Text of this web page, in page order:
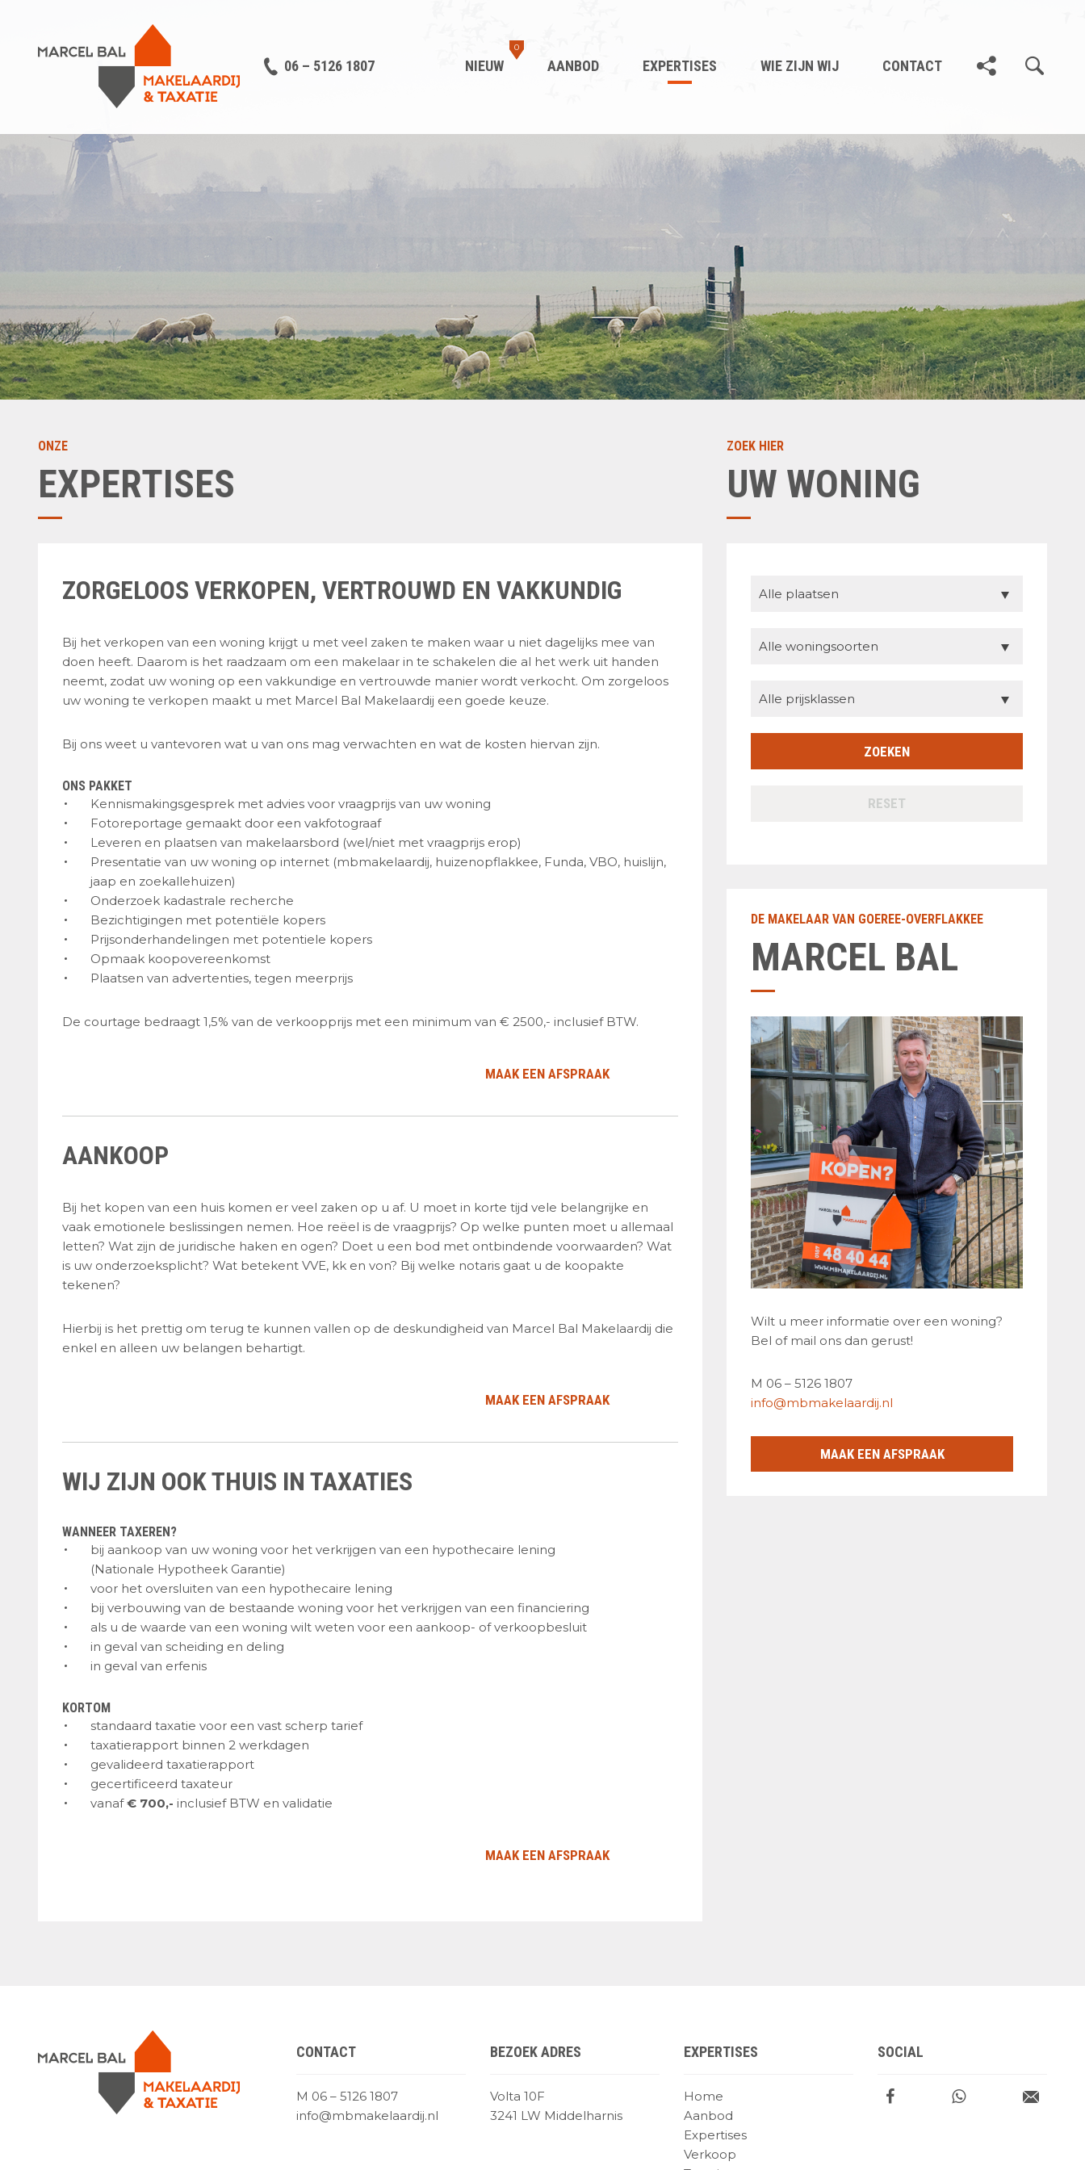
06 – 5126 1807
0
NIEUW AANBOD EXPERTISES WIE ZIJN WIJ CONTACT
ONZE
EXPERTISES
ZORGELOOS VERKOPEN, VERTROUWD EN VAKKUNDIG
Bij het verkopen van een woning krijgt u met veel zaken te maken waar u niet dagelijks mee van
doen heeft. Daarom is het raadzaam om een makelaar in te schakelen die al het werk uit handen
neemt, zodat uw woning op een vakkundige en vertrouwde manier wordt verkocht. Om zorgeloos
uw woning te verkopen maakt u met Marcel Bal Makelaardij een goede keuze.
Bij ons weet u vantevoren wat u van ons mag verwachten en wat de kosten hiervan zijn.
ONS PAKKET
Kennismakingsgesprek met advies voor vraagprijs van uw woning
Fotoreportage gemaakt door een vakfotograaf
Leveren en plaatsen van makelaarsbord (wel/niet met vraagprijs erop)
Presentatie van uw woning op internet (mbmakelaardij, huizenopflakkee, Funda, VBO, huislijn,
jaap en zoekallehuizen)
Onderzoek kadastrale recherche
Bezichtigingen met potentiële kopers
Prijsonderhandelingen met potentiele kopers
Opmaak koopovereenkomst
Plaatsen van advertenties, tegen meerprijs
De courtage bedraagt 1,5% van de verkoopprijs met een minimum van € 2500,- inclusief BTW.
MAAK EEN AFSPRAAK
AANKOOP
Bij het kopen van een huis komen er veel zaken op u af. U moet in korte tijd vele belangrijke en
vaak emotionele beslissingen nemen. Hoe reëel is de vraagprijs? Op welke punten moet u allemaal
letten? Wat zijn de juridische haken en ogen? Doet u een bod met ontbindende voorwaarden? Wat
is uw onderzoeksplicht? Wat betekent VVE, kk en von? Bij welke notaris gaat u de koopakte
tekenen?
Hierbij is het prettig om terug te kunnen vallen op de deskundigheid van Marcel Bal Makelaardij die
enkel en alleen uw belangen behartigt.
MAAK EEN AFSPRAAK
WIJ ZIJN OOK THUIS IN TAXATIES
WANNEER TAXEREN?
bij aankoop van uw woning voor het verkrijgen van een hypothecaire lening
(Nationale Hypotheek Garantie)
voor het oversluiten van een hypothecaire lening
bij verbouwing van de bestaande woning voor het verkrijgen van een financiering
als u de waarde van een woning wilt weten voor een aankoop- of verkoopbesluit
in geval van scheiding en deling
in geval van erfenis
KORTOM
standaard taxatie voor een vast scherp tarief
taxatierapport binnen 2 werkdagen
gevalideerd taxatierapport
gecertificeerd taxateur
vanaf€ 700,- inclusief BTW en validatie
MAAK EEN AFSPRAAK
ZOEK HIER
UW WONING
Alle plaatsen
Alle woningsoorten
Alle prijsklassen
RESET
DE MAKELAAR VAN GOEREE-OVERFLAKKEE
MARCEL BAL
Wilt u meer informatie over een woning?
Bel of mail ons dan gerust!
M 06 – 5126 1807
info@mbmakelaardij.nl
MAAK EEN AFSPRAAK
CONTACT
M 06 – 5126 1807
info@mbmakelaardij.nl
BEZOEK ADRES
Volta 10F
3241 LW Middelharnis
EXPERTISES
Home
Aanbod
Expertises
Verkoop
SOCIAL